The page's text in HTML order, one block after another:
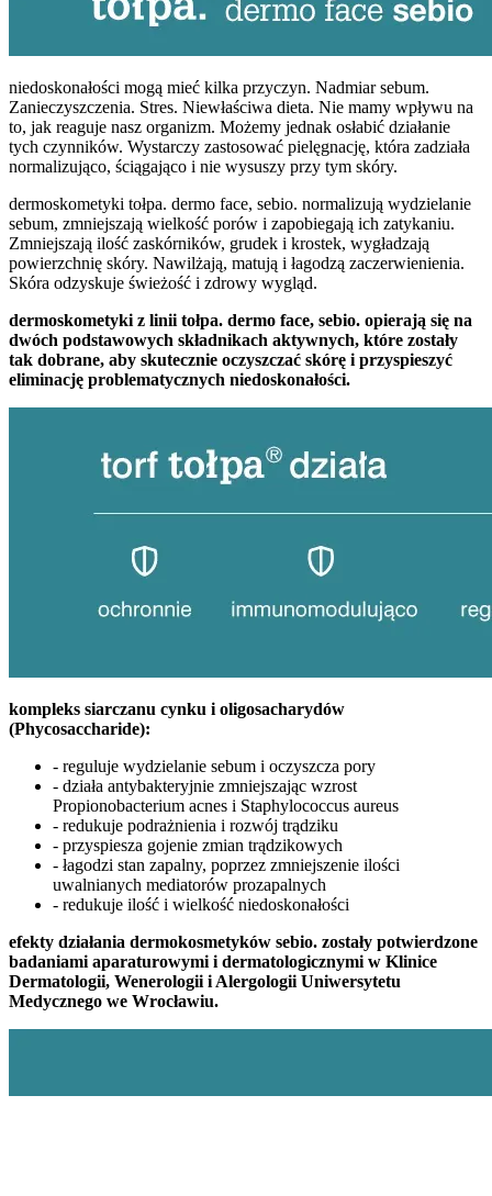
niedoskonałości mogą mieć kilka przyczyn. Nadmiar sebum.
Zanieczyszczenia. Stres. Niewłaściwa dieta. Nie mamy wpływu na
to, jak reaguje nasz organizm. Możemy jednak osłabić działanie
tych czynników. Wystarczy zastosować pielęgnację, która zadziała
normalizująco, ściągająco i nie wysuszy przy tym skóry.
dermoskometyki tołpa. dermo face, sebio. normalizują wydzielanie
sebum, zmniejszają wielkość porów i zapobiegają ich zatykaniu.
Zmniejszają ilość zaskórników, grudek i krostek, wygładzają
powierzchnię skóry. Nawilżają, matują i łagodzą zaczerwienienia.
Skóra odzyskuje świeżość i zdrowy wygląd.
dermoskometyki z linii tołpa. dermo face, sebio. opierają się na
dwóch podstawowych składnikach aktywnych, które zostały
tak dobrane, aby skutecznie oczyszczać skórę i przyspieszyć
eliminację problematycznych niedoskonałości.
kompleks siarczanu cynku i oligosacharydów
(Phycosaccharide):
- reguluje wydzielanie sebum i oczyszcza pory
- działa antybakteryjnie zmniejszając wzrost
Propionobacterium acnes i Staphylococcus aureus
- redukuje podrażnienia i rozwój trądziku
- przyspiesza gojenie zmian trądzikowych
- łagodzi stan zapalny, poprzez zmniejszenie ilości
uwalnianych mediatorów prozapalnych
- redukuje ilość i wielkość niedoskonałości
efekty działania dermokosmetyków sebio. zostały potwierdzone
badaniami aparaturowymi i dermatologicznymi w Klinice
Dermatologii, Wenerologii i Alergologii Uniwersytetu
Medycznego we Wrocławiu.